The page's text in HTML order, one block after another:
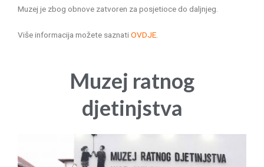
Muzej je zbog obnove zatvoren za posjetioce do daljnjeg.
Više informacija možete saznatiOVDJE.
Muzej ratnog
djetinjstva